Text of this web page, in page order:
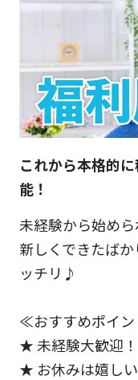
これから本格的
能！
未経験から始めら
新しくできたば
ッチリ♪
≪おすすめポイ
★ 未経験大歓迎
★ お休みは嬉し